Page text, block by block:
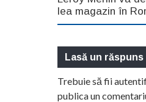
lea magazin în
Lasă un răspuns
Trebuie să fii
publica un